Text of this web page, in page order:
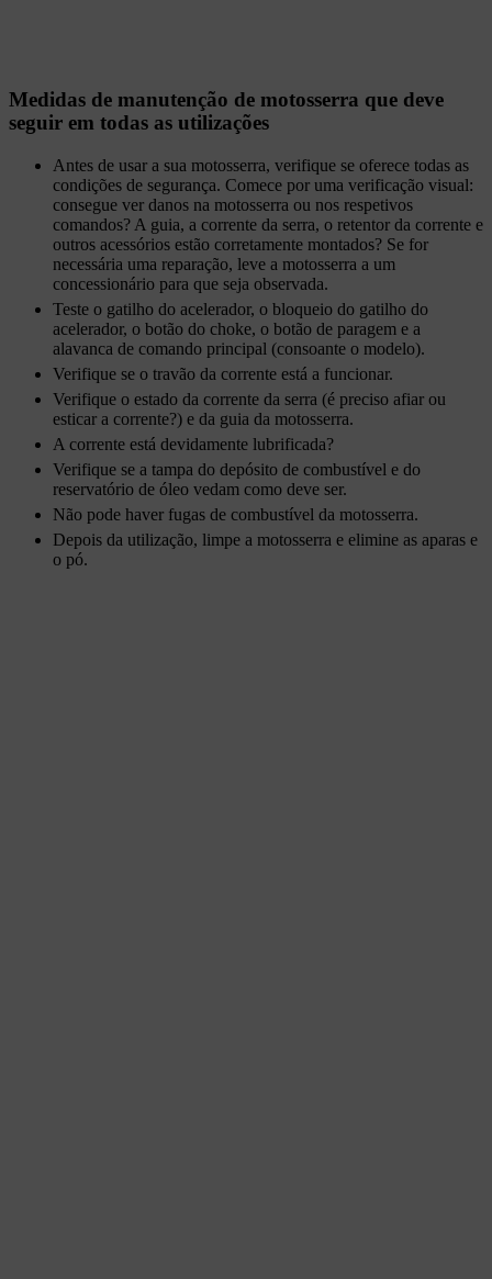
Medidas de manutenção de motosserra que deve
seguir em todas as utilizações
Antes de usar a sua motosserra, verifique se oferece todas as
condições de segurança. Comece por uma verificação visual:
consegue ver danos na motosserra ou nos respetivos
comandos? A guia, a corrente da serra, o retentor da corrente e
outros acessórios estão corretamente montados? Se for
necessária uma reparação, leve a motosserra a um
concessionário para que seja observada.
Teste o gatilho do acelerador, o bloqueio do gatilho do
acelerador, o botão do choke, o botão de paragem e a
alavanca de comando principal (consoante o modelo).
Verifique se o travão da corrente está a funcionar.
Verifique o estado da corrente da serra (é preciso afiar ou
esticar a corrente?) e da guia da motosserra.
A corrente está devidamente lubrificada?
Verifique se a tampa do depósito de combustível e do
reservatório de óleo vedam como deve ser.
Não pode haver fugas de combustível da motosserra.
Depois da utilização, limpe a motosserra e elimine as aparas e
o pó.